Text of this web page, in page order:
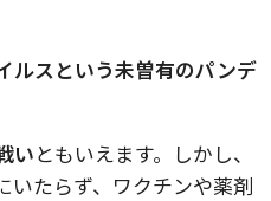
ルスという未曽有のパンデ
いともいえます。しかし、
いたらず、ワクチンや薬剤